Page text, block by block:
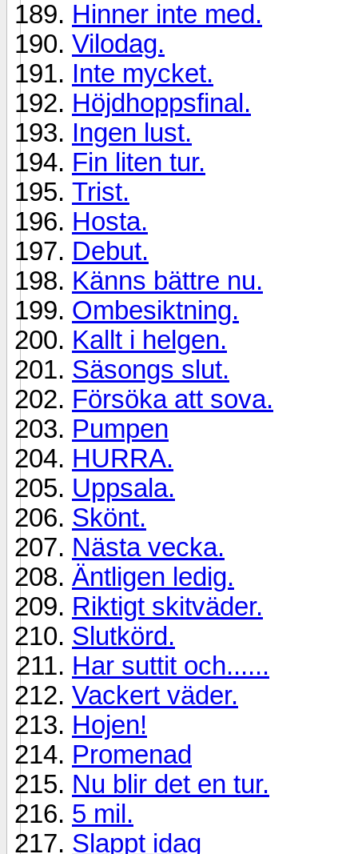
Hinner inte med.
Vilodag.
Inte mycket.
Höjdhoppsfinal.
Ingen lust.
Fin liten tur.
Trist.
Hosta.
Debut.
Känns bättre nu.
Ombesiktning.
Kallt i helgen.
Säsongs slut.
Försöka att sova.
Pumpen
HURRA.
Uppsala.
Skönt.
Nästa vecka.
Äntligen ledig.
Riktigt skitväder.
Slutkörd.
Har suttit och......
Vackert väder.
Hojen!
Promenad
Nu blir det en tur.
5 mil.
Slappt idag